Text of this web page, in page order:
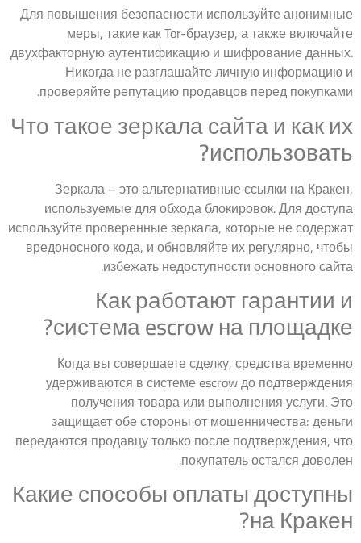
Для повышения безопасности используйте анонимные
меры, такие как Tor-браузер, а также включайте
двухфакторную аутентификацию и шифрование данных.
Никогда не разглашайте личную информацию и
проверяйте репутацию продавцов перед покупками.
Что такое зеркала сайта и как их
использовать?
Зеркала – это альтернативные ссылки на Кракен,
используемые для обхода блокировок. Для доступа
используйте проверенные зеркала, которые не содержат
вредоносного кода, и обновляйте их регулярно, чтобы
избежать недоступности основного сайта.
Как работают гарантии и
система escrow на площадке?
Когда вы совершаете сделку, средства временно
удерживаются в системе escrow до подтверждения
получения товара или выполнения услуги. Это
защищает обе стороны от мошенничества: деньги
передаются продавцу только после подтверждения, что
покупатель остался доволен.
Какие способы оплаты доступны
на Кракен?